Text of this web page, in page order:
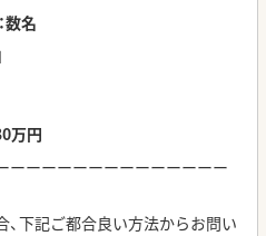
数名
万円
ーーーーーーーーーーーーーー
下記ご都合良い方法からお問い